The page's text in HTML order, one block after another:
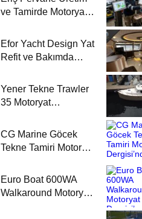
İndirdi
ve Tamirde Motoryat
Efor Yacht Design Yat
Refit ve Bakımda
Yener Tekne Trawler
35 Motoryat
CG Marine Göcek
Tekne Tamiri Motoryat
Euro Boat 600WA
Walkaround Motoryat